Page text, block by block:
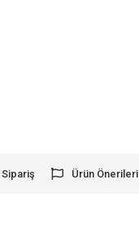
Ürün Önerileri